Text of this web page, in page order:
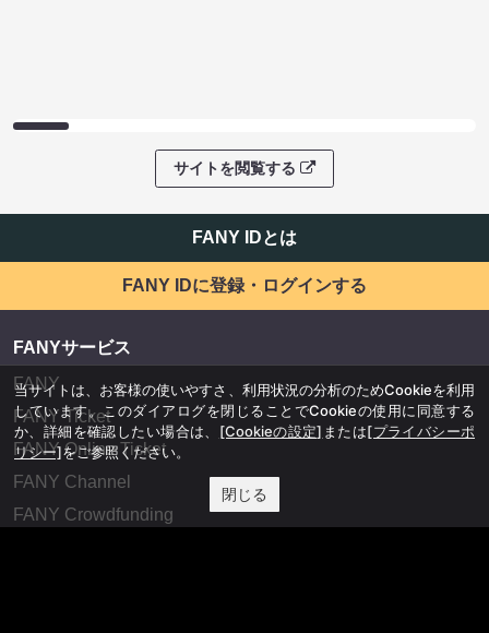
サイトを閲覧する
FANY IDとは
FANY IDに登録・ログインする
FANYサービス
FANY
FANY Ticket
FANY Online Ticket
FANY Channel
FANY Crowdfunding
当サイトは、お客様の使いやすさ、利用状況の分析のためCookieを利用
しています。このダイアログを閉じることでCookieの使用に同意する
か、詳細を確認したい場合は、 [Cookieの設定] または[プライバシーポ
リシー]をご参照ください。
閉じる